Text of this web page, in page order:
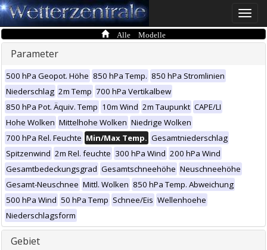
Toggle
Alle Modelle
Parameter
500 hPa Geopot. Höhe 850 hPa Temp. 850 hPa Stromlinien
Niederschlag 2m Temp 700 hPa Vertikalbew
850 hPa Pot. Äquiv. Temp 10m Wind 2m Taupunkt CAPE/LI
Hohe Wolken Mittelhohe Wolken Niedrige Wolken
700 hPa Rel. Feuchte Min/Max Temp. Gesamtniederschlag
Spitzenwind 2m Rel. feuchte 300 hPa Wind 200 hPa Wind
Gesamtbedeckungsgrad Gesamtschneehöhe Neuschneehöhe
Gesamt-Neuschnee Mittl. Wolken 850 hPa Temp. Abweichung
500 hPa Wind 50 hPa Temp Schnee/Eis Wellenhoehe
Niederschlagsform
Gebiet